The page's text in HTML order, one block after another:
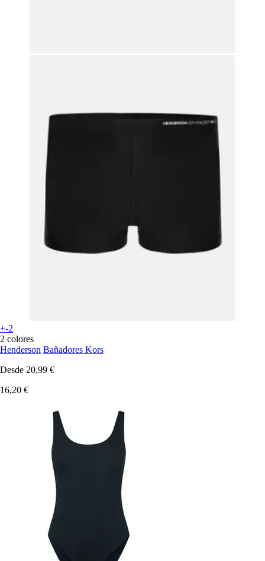
+-2
2 colores
Henderson Bañadores Kors
Desde 20,99 €
16,20 €